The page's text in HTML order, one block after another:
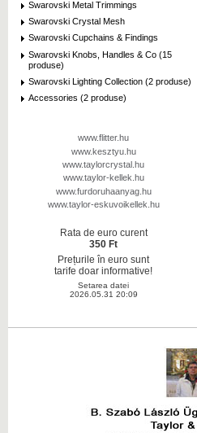
Swarovski Metal Trimmings
Swarovski Crystal Mesh
Swarovski Cupchains & Findings
Swarovski Knobs, Handles & Co (15
produse)
Swarovski Lighting Collection (2 produse)
Accessories (2 produse)
www.flitter.hu
www.kesztyu.hu
www.taylorcrystal.hu
www.taylor-kellek.hu
www.furdoruhaanyag.hu
www.taylor-eskuvoikellek.hu
Rata de euro curent
350 Ft
Prețurile în euro sunt
tarife doar informative!
Setarea datei
2026.05.31 20:09